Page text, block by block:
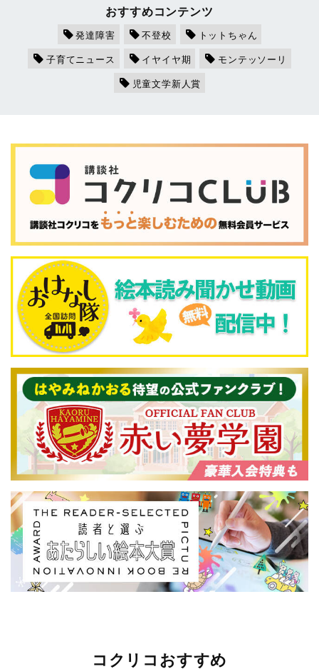
おすすめコンテンツ
発達障害 不登校
トットちゃん
子育てニュース
イヤイヤ期
モンテッソーリ
児童文学新人賞
コクリコおすすめ